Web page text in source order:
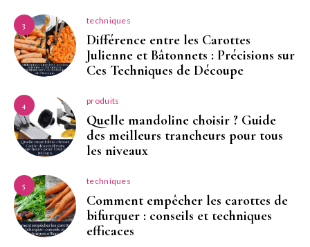
3 techniques
Différence entre les Carottes
Julienne et Bâtonnets : Précisions sur
Ces Techniques de Découpe
4 produits
Quelle mandoline choisir ? Guide
des meilleurs trancheurs pour tous
les niveaux
5 techniques
Comment empêcher les carottes de
bifurquer : conseils et techniques
efficaces